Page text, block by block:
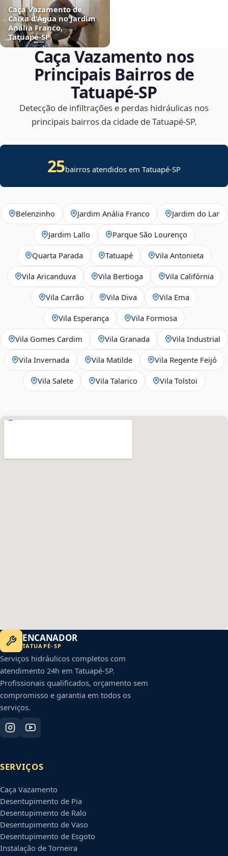
Caça Vazamento de
Caixa d'Água no Jardim
Anália Franco,
Tatuapé‑SP
Caça Vazamento nos
Principais Bairros de
Tatuapé‑SP
Detecção de infiltrações e perdas hidráulicas nos
principais bairros da cidade de Tatuapé‑SP.
25bairros atendidos em Tatuapé-SP
Belenzinho Jardim Anália Franco Jardim do Lar
Jardim Lallo Parque São Lourenço
Quarta Parada Tatuapé Vila Antonieta
Vila Aricanduva Vila Bertioga Vila Califórnia
Vila Carrão Vila Diva Vila Ema
Vila Esperança Vila Formosa
Vila Gomes Cardim Vila Granada Vila Industrial
Vila Invernada Vila Matilde Vila Regente Feijó
Vila Salete Vila Talarico Vila Tolstoi
ENCANADOR
TATUAPÉ-SP
Serviços hidráulicos completos com
atendimento 24h em Tatuapé-SP.
Profissionais qualificados, orçamento sem
compromisso e garantia em todos os
serviços.
SERVIÇOS
Caça Vazamento
Desentupimento de Pia
Desentupimento de Ralo
Desentupimento de Vaso
Desentupimento de Esgoto
Instalação de Torneira